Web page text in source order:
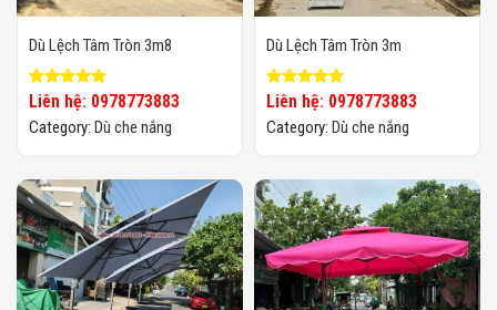
Dù Lệch Tâm Tròn 3m8
Liên hệ: 0978773883
Category: Dù che nắng
Dù Lệch Tâm Tròn 3m
Liên hệ: 0978773883
Category: Dù che nắng